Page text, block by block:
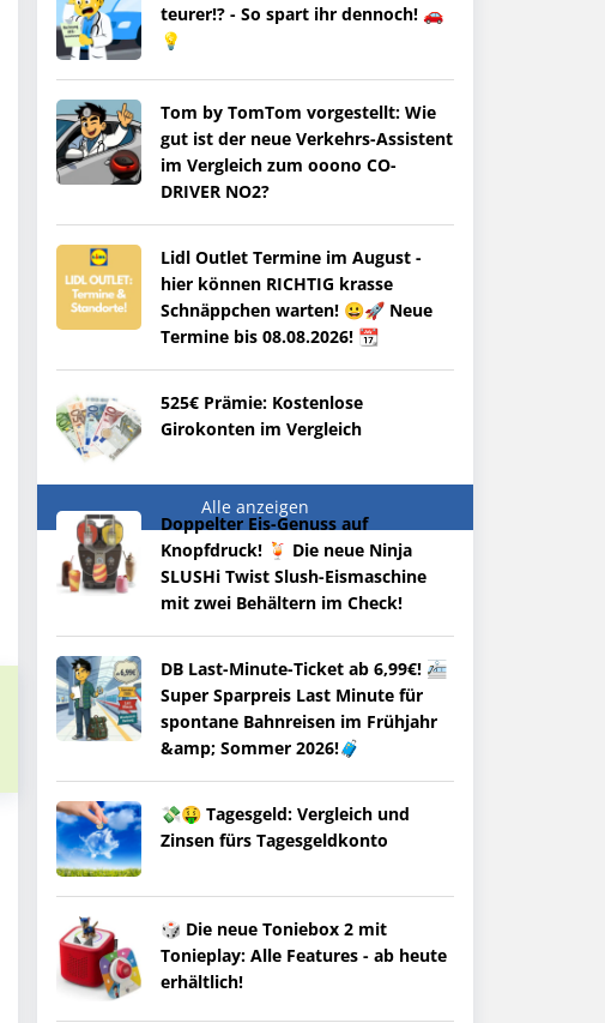
teurer!? - So spart ihr dennoch! 🚗
💡
Tom by TomTom vorgestellt: Wie
gut ist der neue Verkehrs-Assistent
im Vergleich zum ooono CO-
DRIVER NO2?
Lidl Outlet Termine im August -
hier können RICHTIG krasse
Schnäppchen warten! 😀🚀 Neue
Termine bis 08.08.2026! 📆
525€ Prämie: Kostenlose
Girokonten im Vergleich
Alle anzeigen
Doppelter Eis-Genuss auf
Knopfdruck! 🍹 Die neue Ninja
SLUSHi Twist Slush-Eismaschine
mit zwei Behältern im Check!
DB Last-Minute-Ticket ab 6,99€! 🚈
Super Sparpreis Last Minute für
spontane Bahnreisen im Frühjahr
&amp; Sommer 2026!🧳
💸🤑 Tagesgeld: Vergleich und
Zinsen fürs Tagesgeldkonto
🎲 Die neue Toniebox 2 mit
Tonieplay: Alle Features - ab heute
erhältlich!